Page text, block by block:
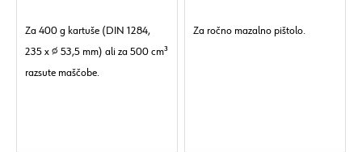
Za 400 g kartuše (DIN 1284,
235 x ∅ 53,5 mm) ali za 500 cm³
razsute maščobe.
Za ročno mazalno pištolo.